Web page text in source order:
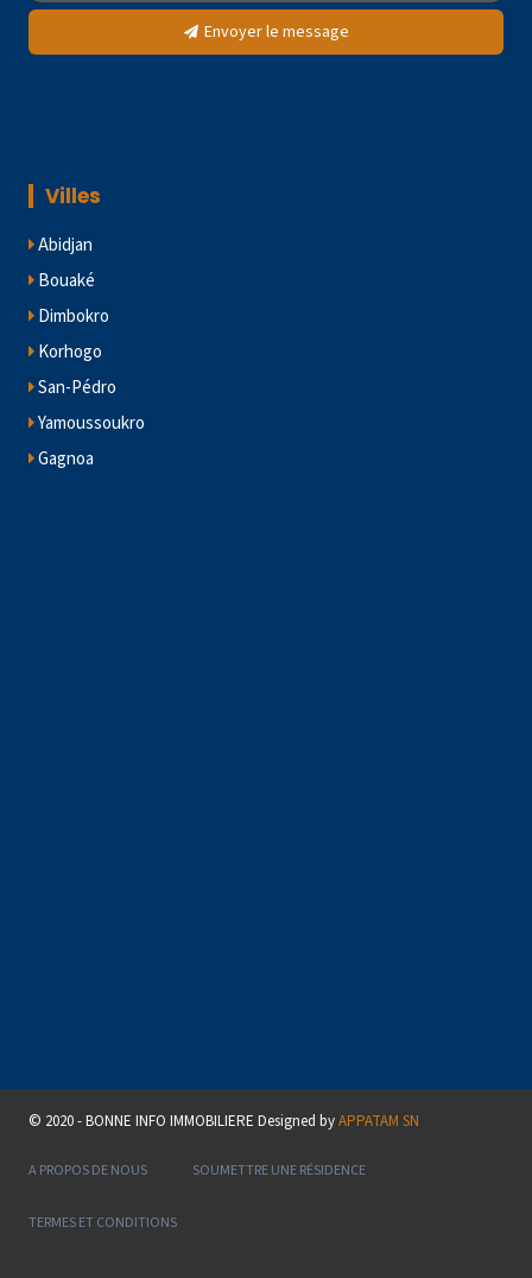
Envoyer le message
Villes
Abidjan
Bouaké
Dimbokro
Korhogo
San-Pédro
Yamoussoukro
Gagnoa
© 2020 - BONNE INFO IMMOBILIERE Designed byAPPATAM SN
A PROPOS DE NOUS SOUMETTRE UNE RÉSIDENCE
TERMES ET CONDITIONS